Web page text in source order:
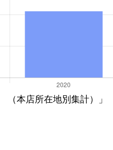
本店所在地別集計）」